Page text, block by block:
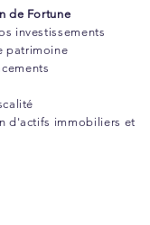
de Fortune
investissements
patrimoine
d'actifs immobiliers et